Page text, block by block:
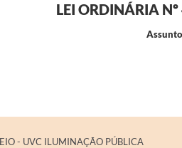
LEI ORDINÁRIA
- UVC ILUMINAÇÃO PÚBLICA